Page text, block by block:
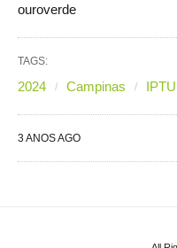
ouroverde
TAGS:
2024 Campinas
3 ANOS AGO